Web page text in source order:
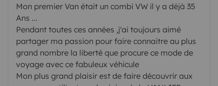
Mon premier Van était un combi VW il y a déjà 35
Ans ...
Pendant toutes ces années ,j'ai toujours aimé
partager ma passion pour faire connaitre au plus
grand nombre la liberté que procure ce mode de
voyage avec ce fabuleux véhicule
Mon plus grand plaisir est de faire découvrir aux